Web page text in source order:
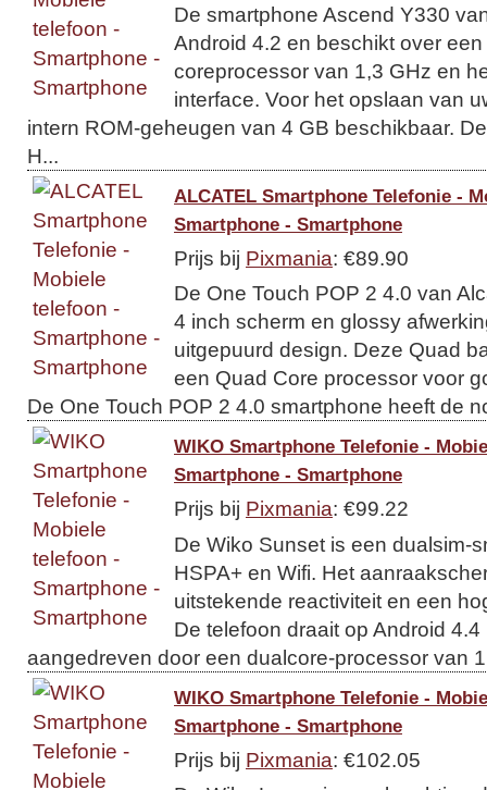
De smartphone Ascend Y330
Android 4.2 en beschikt over
coreprocessor van 1,3 GHz en
interface. Voor het opslaan van
intern ROM-geheugen van 4 GB beschikbaar.
H...
ALCATEL Smartphone Telefonie -
Smartphone - Smartphone
Prijs bij Pixmania: €89.90
De One Touch POP 2 4.0 van
4 inch scherm en glossy
uitgepuurd design. Deze Quad
een Quad Core processor voor
De One Touch POP 2 4.0 smartphone heeft de
WIKO Smartphone Telefonie -
Smartphone - Smartphone
Prijs bij Pixmania: €99.22
De Wiko Sunset is een dualsim-
HSPA+ en Wifi. Het
uitstekende reactiviteit en een
De telefoon draait op Android
aangedreven door een dualcore-processor van
WIKO Smartphone Telefonie -
Smartphone - Smartphone
Prijs bij Pixmania: €102.05